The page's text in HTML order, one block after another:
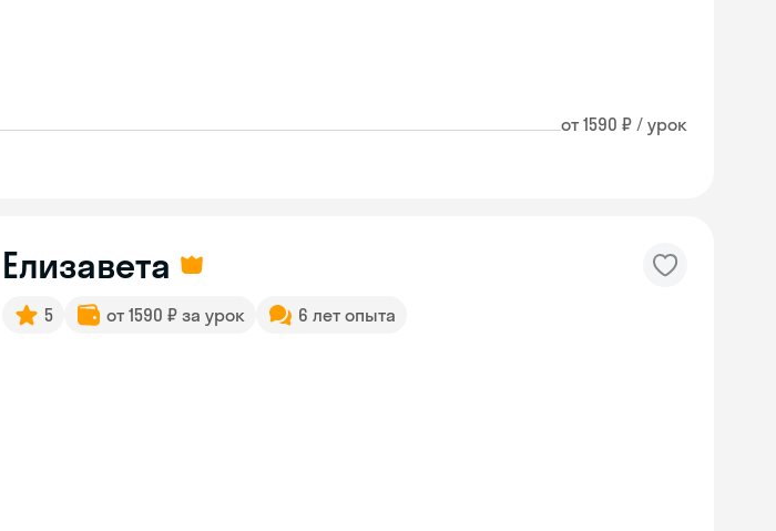
от 1590 ₽ / урок
Елизавета
5 от 1590 ₽ за урок 6 лет опыта